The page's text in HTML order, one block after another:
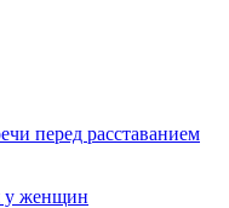
перед расставанием
у женщин